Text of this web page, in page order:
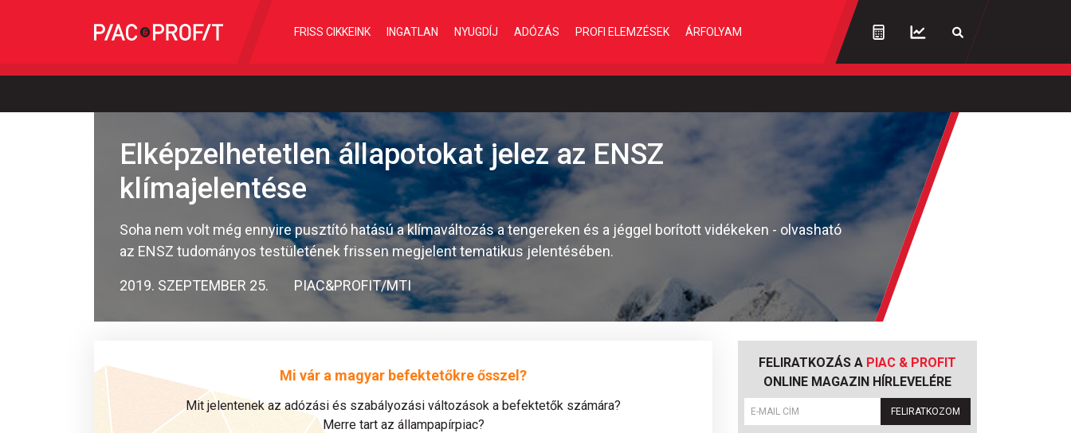
FRISS CIKKEINK INGATLAN NYUGDÍJ ADÓZÁS PROFI ELEMZÉSEK ÁRFOLYAM
Elképzelhetetlen állapotokat jelez az ENSZ
klímajelentése
Soha nem volt még ennyire pusztító hatású a klímaváltozás a tengereken és a jéggel borított vidékeken - olvasható
az ENSZ tudományos testületének frissen megjelent tematikus jelentésében.
2019. SZEPTEMBER 25. PIAC&PROFIT/MTI
Mi vár a magyar befektetőkre ősszel?
Mit jelentenek az adózási és szabályozási változások a befektetők számára?
Merre tart az állampapírpiac?
FELIRATKOZÁS A PIAC & PROFIT
ONLINE MAGAZIN HÍRLEVELÉRE
FELIRATKOZOM